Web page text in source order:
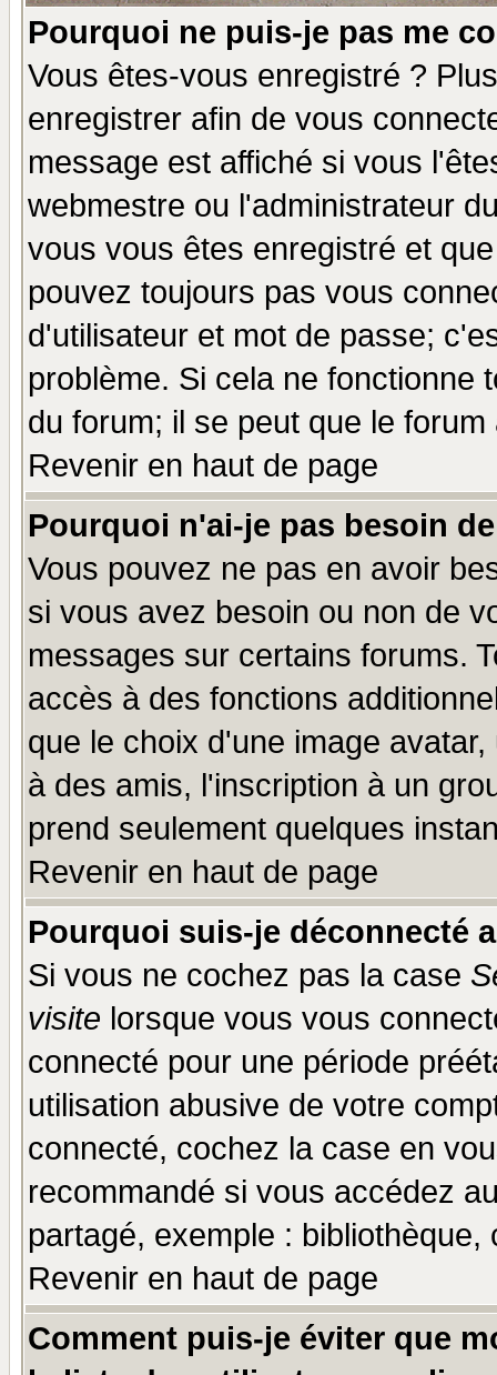
Pourquoi ne puis-je pas me
Vous êtes-vous enregistré ?
enregistrer afin de vous
message est affiché si vous
webmestre ou l'administrateur
vous vous êtes enregistré et
pouvez toujours pas vous
d'utilisateur et mot de passe;
problème. Si cela ne fonctionne
du forum; il se peut que le
Revenir en haut de page
Pourquoi n'ai-je pas besoin
Vous pouvez ne pas en avoir
si vous avez besoin ou non de
messages sur certains forums.
accès à des fonctions
que le choix d'une image
à des amis, l'inscription à un
prend seulement quelques
Revenir en haut de page
Pourquoi suis-je déconnecté
Si vous ne cochez pas la case
visite lorsque vous vous
connecté pour une période
utilisation abusive de votre
connecté, cochez la case en
recommandé si vous accédez
partagé, exemple :
Revenir en haut de page
Comment puis-je éviter que